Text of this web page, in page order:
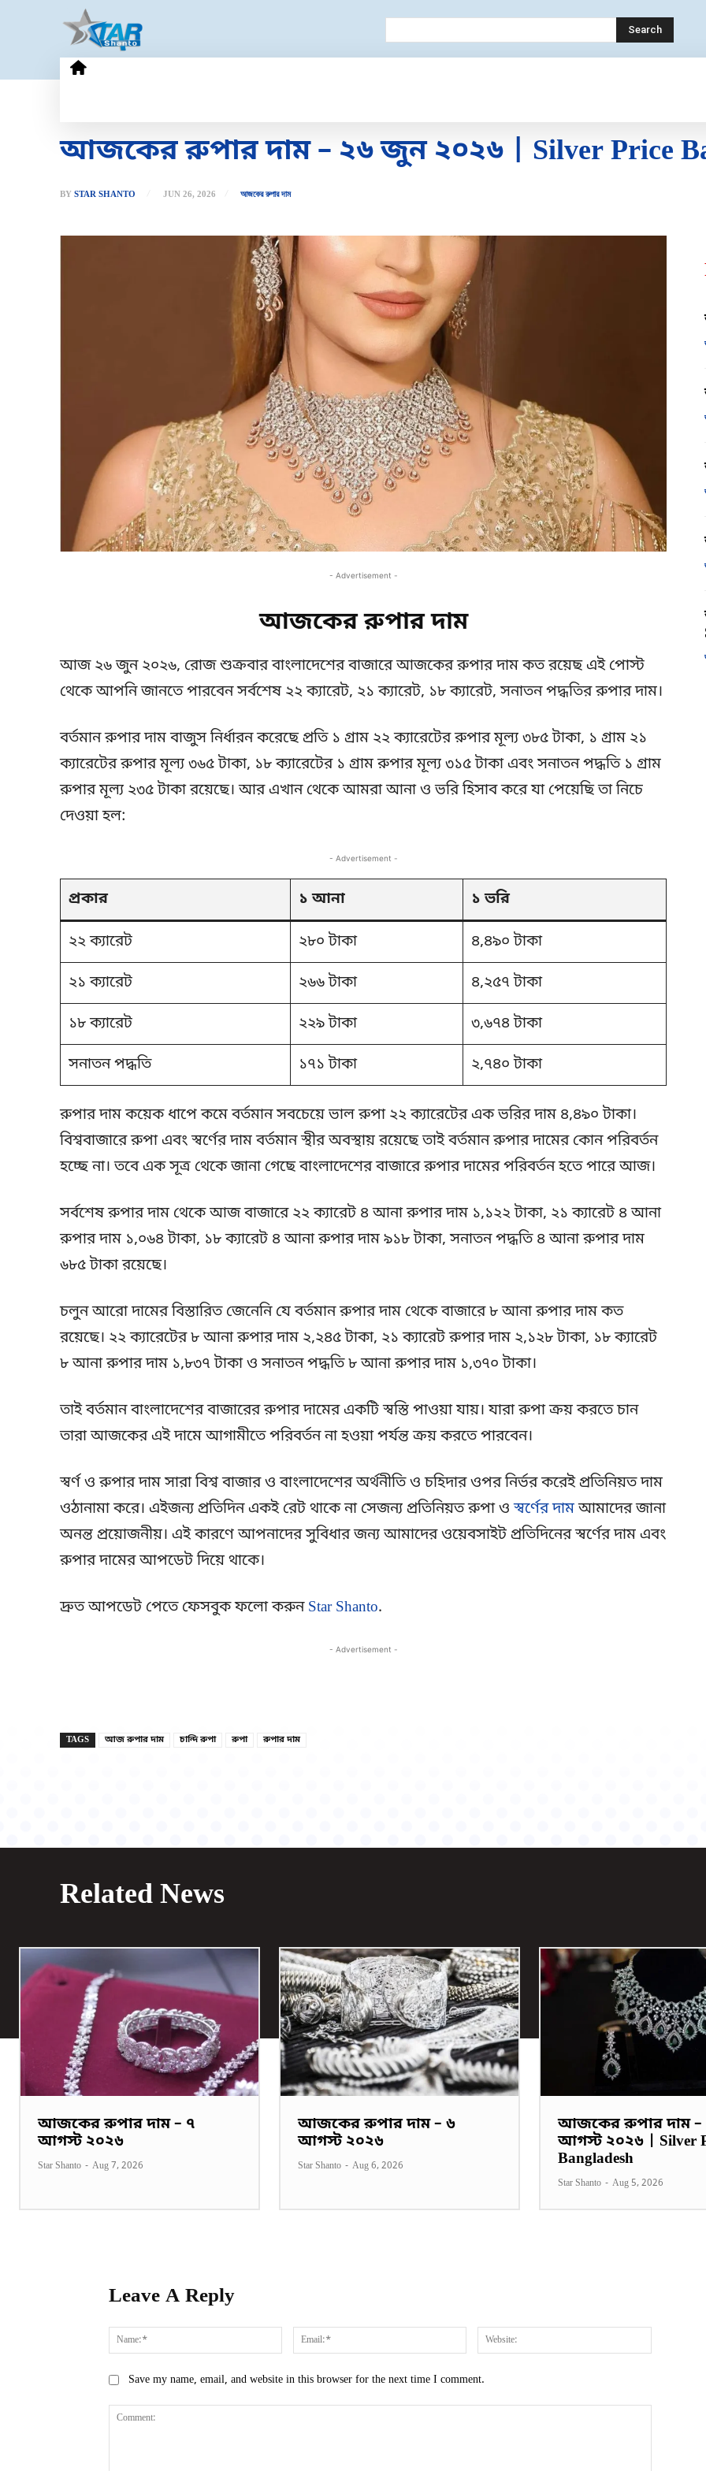
Search
আজকের রুপার দাম – ২৬ জুন ২০২৬ | Silver Price
BY STAR SHANTO JUN 26, 2026 আজকের রুপার দাম
- Advertisement -
আজকের রুপার দাম
আজ ২৬ জুন ২০২৬, রোজ শুক্রবার বাংলাদেশের বাজারে আজকের রুপার দাম কত রয়েছ এই পোস্ট
থেকে আপনি জানতে পারবেন সর্বশেষ ২২ ক্যারেট, ২১ ক্যারেট, ১৮ ক্যারেট, সনাতন পদ্ধতির রুপার দাম।
বর্তমান রুপার দাম বাজুস নির্ধারন করেছে প্রতি ১ গ্রাম ২২ ক্যারেটের রুপার মূল্য ৩৮৫ টাকা, ১ গ্রাম ২১
ক্যারেটের রুপার মূল্য ৩৬৫ টাকা, ১৮ ক্যারেটের ১ গ্রাম রুপার মূল্য ৩১৫ টাকা এবং সনাতন পদ্ধতি ১ গ্রাম
রুপার মূল্য ২৩৫ টাকা রয়েছে। আর এখান থেকে আমরা আনা ও ভরি হিসাব করে যা পেয়েছি তা নিচে
দেওয়া হল:
- Advertisement -
প্রকার ১ আনা ১ ভরি
২২ ক্যারেট ২৮০ টাকা ৪,৪৯০ টাকা
২১ ক্যারেট ২৬৬ টাকা ৪,২৫৭ টাকা
১৮ ক্যারেট ২২৯ টাকা ৩,৬৭৪ টাকা
সনাতন পদ্ধতি ১৭১ টাকা ২,৭৪০ টাকা
রুপার দাম কয়েক ধাপে কমে বর্তমান সবচেয়ে ভাল রুপা ২২ ক্যারেটের এক ভরির দাম ৪,৪৯০ টাকা।
বিশ্ববাজারে রুপা এবং স্বর্ণের দাম বর্তমান স্থীর অবস্থায় রয়েছে তাই বর্তমান রুপার দামের কোন পরিবর্তন
হচ্ছে না। তবে এক সূত্র থেকে জানা গেছে বাংলাদেশের বাজারে রুপার দামের পরিবর্তন হতে পারে আজ।
সর্বশেষ রুপার দাম থেকে আজ বাজারে ২২ ক্যারেট ৪ আনা রুপার দাম ১,১২২ টাকা, ২১ ক্যারেট ৪ আনা
রুপার দাম ১,০৬৪ টাকা, ১৮ ক্যারেট ৪ আনা রুপার দাম ৯১৮ টাকা, সনাতন পদ্ধতি ৪ আনা রুপার দাম
৬৮৫ টাকা রয়েছে।
চলুন আরো দামের বিস্তারিত জেনেনি যে বর্তমান রুপার দাম থেকে বাজারে ৮ আনা রুপার দাম কত
রয়েছে। ২২ ক্যারেটের ৮ আনা রুপার দাম ২,২৪৫ টাকা, ২১ ক্যারেট রুপার দাম ২,১২৮ টাকা, ১৮ ক্যারেট
৮ আনা রুপার দাম ১,৮৩৭ টাকা ও সনাতন পদ্ধতি ৮ আনা রুপার দাম ১,৩৭০ টাকা।
তাই বর্তমান বাংলাদেশের বাজারের রুপার দামের একটি স্বস্তি পাওয়া যায়। যারা রুপা ক্রয় করতে চান
তারা আজকের এই দামে আগামীতে পরিবর্তন না হওয়া পর্যন্ত ক্রয় করতে পারবেন।
স্বর্ণ ও রুপার দাম সারা বিশ্ব বাজার ও বাংলাদেশের অর্থনীতি ও চহিদার ওপর নির্ভর করেই প্রতিনিয়ত দাম
ওঠানামা করে। এইজন্য প্রতিদিন একই রেট থাকে না সেজন্য প্রতিনিয়ত রুপা ওস্বর্ণের দামআমাদের জানা
অনন্ত প্রয়োজনীয়। এই কারণে আপনাদের সুবিধার জন্য আমাদের ওয়েবসাইট প্রতিদিনের স্বর্ণের দাম এবং
রুপার দামের আপডেট দিয়ে থাকে।
দ্রুত আপডেট পেতে ফেসবুক ফলো করুন Star Shanto.
- Advertisement -
TAGS আজ রুপার দাম চান্দি রুপা রুপা রুপার দাম
Related News
আজকের রুপার দাম – ৭
আগস্ট ২০২৬
Star Shanto - Aug 7, 2026
আজকের রুপার দাম – ৬
আগস্ট ২০২৬
Star Shanto - Aug 6, 2026
আজকের রুপার দাম –
আগস্ট ২০২৬ | Silver
Bangladesh
Star Shanto - Aug 5, 2026
Leave A Reply
Name:* Email:*
Save my name, email, and website in this browser for the next time I comment.